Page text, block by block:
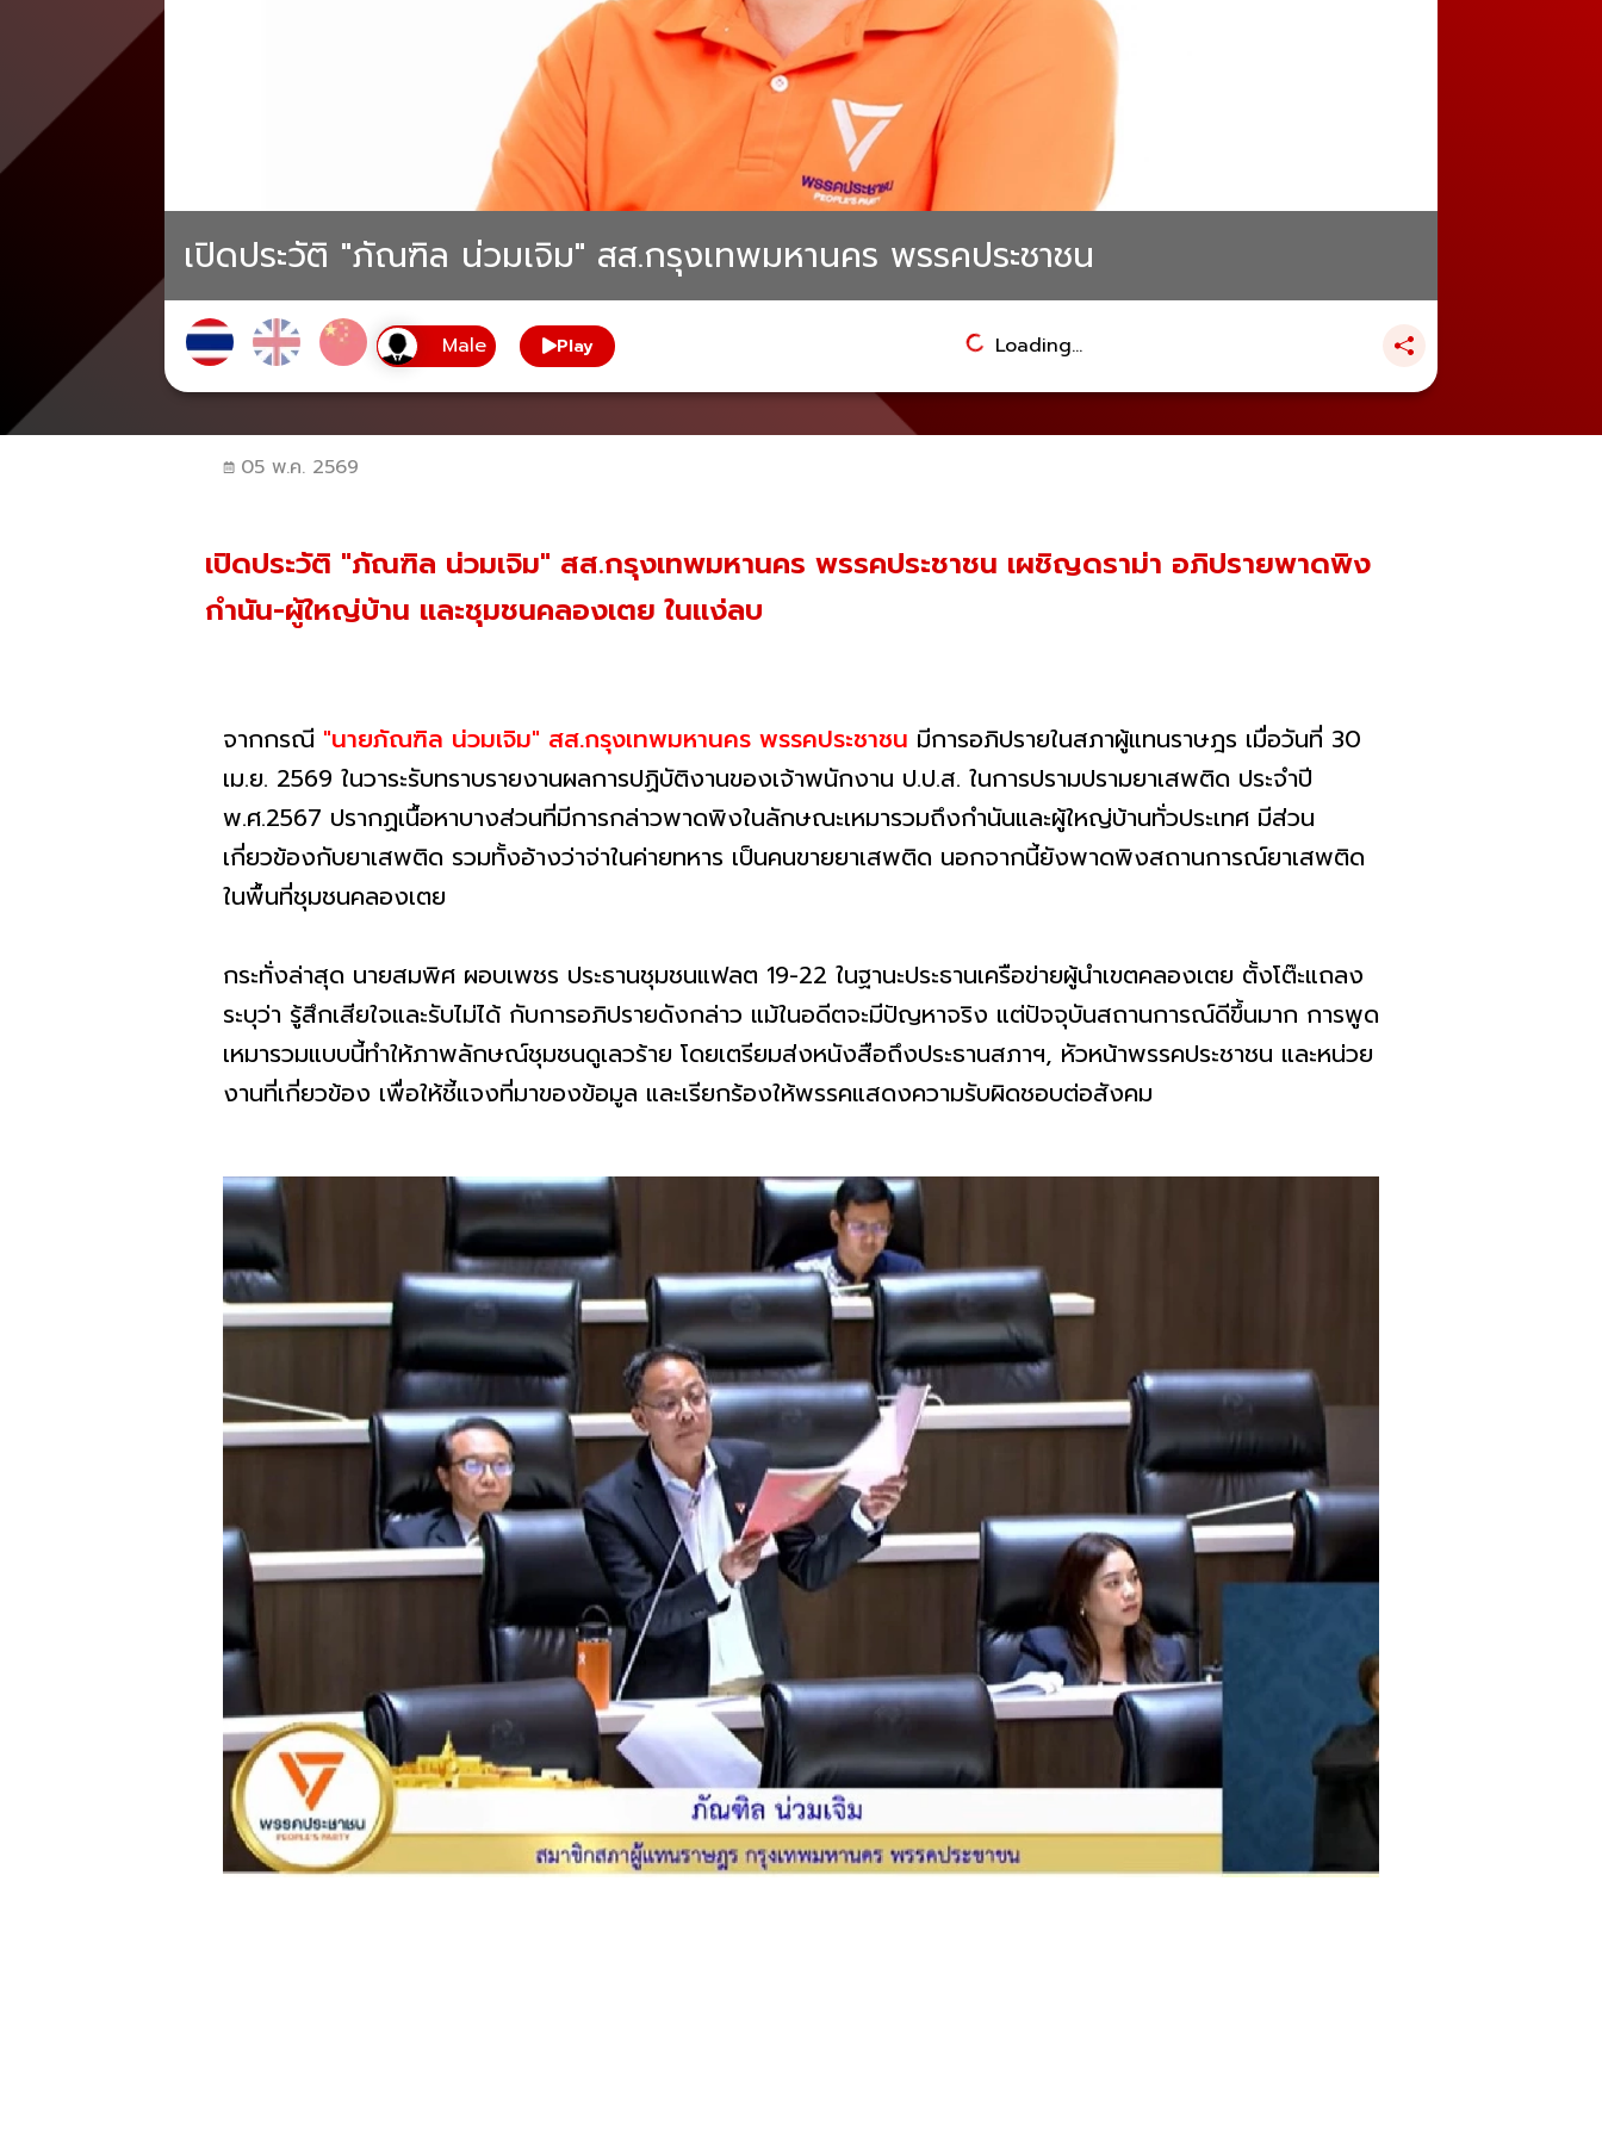
เปิดประวัติ "ภัณฑิล น่วมเจิม" สส.กรุงเทพมหานคร พรรคประชาชน
Play Loading...
05 พ.ค. 2569
เปิดประวัติ "ภัณฑิล น่วมเจิม" สส.กรุงเทพมหานคร พรรคประชาชน เผชิญดราม่า อภิปรายพาดพิง
กำนัน-ผู้ใหญ่บ้าน และชุมชนคลองเตย ในแง่ลบ
จากกรณี "นายภัณฑิล น่วมเจิม" สส.กรุงเทพมหานคร พรรคประชาชน มีการอภิปรายในสภาผู้แทนราษฎร เมื่อวันที่ 30
เม.ย. 2569 ในวาระรับทราบรายงานผลการปฏิบัติงานของเจ้าพนักงาน ป.ป.ส. ในการปรามปรามยาเสพติด ประจำปี
พ.ศ.2567 ปรากฏเนื้อหาบางส่วนที่มีการกล่าวพาดพิงในลักษณะเหมารวมถึงกำนันและผู้ใหญ่บ้านทั่วประเทศ มีส่วน
เกี่ยวข้องกับยาเสพติด รวมทั้งอ้างว่าจ่าในค่ายทหาร เป็นคนขายยาเสพติด นอกจากนี้ยังพาดพิงสถานการณ์ยาเสพติด
ในพื้นที่ชุมชนคลองเตย
กระทั่งล่าสุด นายสมพิศ ผอบเพชร ประธานชุมชนแฟลต 19-22 ในฐานะประธานเครือข่ายผู้นำเขตคลองเตย ตั้งโต๊ะแถลง
ระบุว่า รู้สึกเสียใจและรับไม่ได้ กับการอภิปรายดังกล่าว แม้ในอดีตจะมีปัญหาจริง แต่ปัจจุบันสถานการณ์ดีขึ้นมาก การพูด
เหมารวมแบบนี้ทำให้ภาพลักษณ์ชุมชนดูเลวร้าย โดยเตรียมส่งหนังสือถึงประธานสภาฯ, หัวหน้าพรรคประชาชน และหน่วย
งานที่เกี่ยวข้อง เพื่อให้ชี้แจงที่มาของข้อมูล และเรียกร้องให้พรรคแสดงความรับผิดชอบต่อสังคม